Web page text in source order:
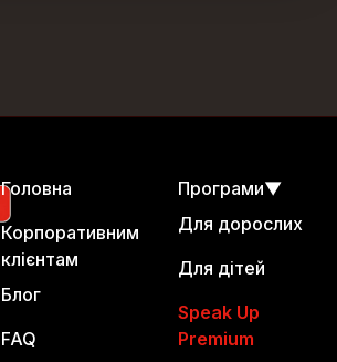
Головна
Корпоративним
клієнтам
Блог
FAQ
Програми▼
Для дорослих
Для дітей
Speak Up
Premium